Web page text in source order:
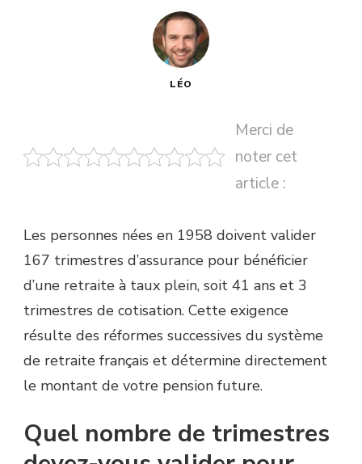
LÉO
Merci de
noter cet
article :
Les personnes nées en 1958 doivent valider
167 trimestres d’assurance pour bénéficier
d’une retraite à taux plein, soit 41 ans et 3
trimestres de cotisation. Cette exigence
résulte des réformes successives du système
de retraite français et détermine directement
le montant de votre pension future.
Quel nombre de trimestres